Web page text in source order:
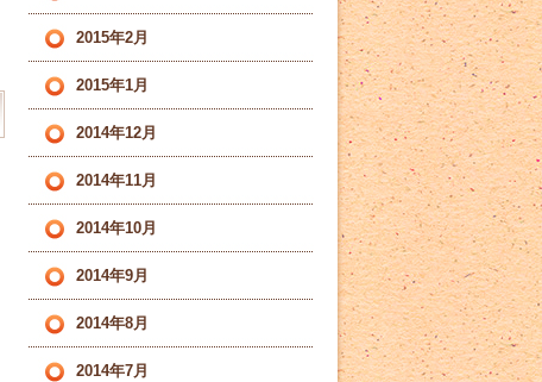
2015年2月
2015年1月
2014年12月
2014年11月
2014年10月
2014年9月
2014年8月
2014年7月